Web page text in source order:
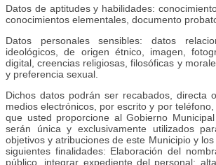
Datos de aptitudes y habilidades:
conocimientos elementales, documento
Datos personales sensibles: datos
ideológicos, de origen étnico, imagen,
digital, creencias religiosas, filosóficas y
y preferencia sexual.
Dichos datos podrán ser recabados, directa
medios electrónicos, por escrito y por
que usted proporcione al Gobierno
serán única y exclusivamente utilizados
objetivos y atribuciones de este Municipio y
siguientes finalidades: Elaboración del
público, integrar expediente del personal;